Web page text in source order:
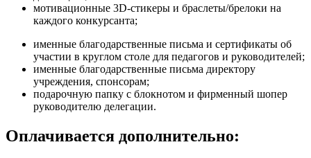
мотивационные 3D-стикеры и браслеты/брелоки на
каждого конкурсанта;
именные благодарственные письма и сертификаты об
участии в круглом столе для педагогов и руководителей;
именные благодарственные письма директору
учреждения, спонсорам;
подарочную папку с блокнотом и фирменный шопер
руководителю делегации.
Оплачивается дополнительно: